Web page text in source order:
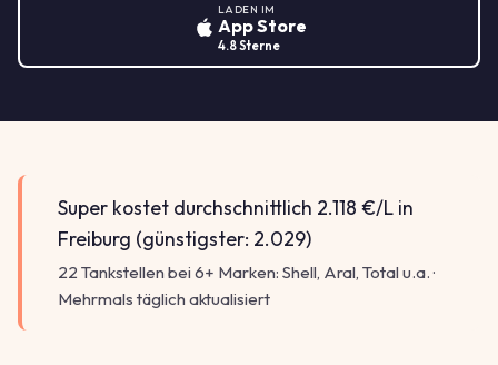
LADEN IM
App Store
4.8 Sterne
Super kostet durchschnittlich 2.118 €/L in
Freiburg (günstigster: 2.029)
22 Tankstellen bei 6+ Marken: Shell, Aral, Total u.a. ·
Mehrmals täglich aktualisiert